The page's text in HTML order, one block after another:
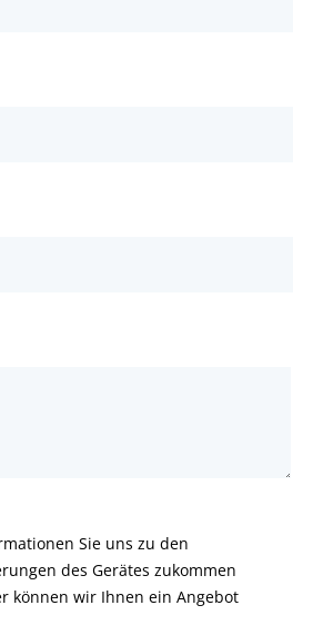
Sie uns zu den
des Gerätes zukommen
können wir Ihnen ein Angebot